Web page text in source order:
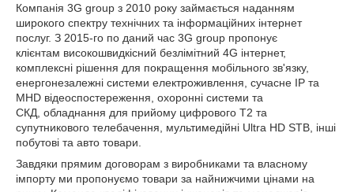
Компанія 3G group з 2010 року займається наданням
широкого спектру технічних та інформаційних інтернет
послуг. З 2015-го по даний час 3G group пропонує
клієнтам високошвидкісний безлімітний 4G інтернет,
комплексні рішення для покращення мобільного зв'язку,
енергонезалежні системи електроживлення, сучасне IP та
MHD відеоспостереження, охоронні системи та
СКД, обладнання для прийому цифрового T2 та
супутникового телебачення, мультимедійні Ultra HD STB, інші
побутові та авто товари.
Завдяки прямим договорам з виробниками та власному
імпорту ми пропонуємо товари за найнижчими цінами на